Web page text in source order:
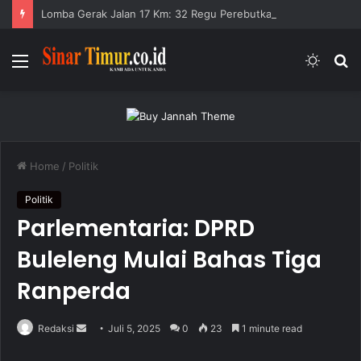
Menu
Switch
Home / Politik
Politik
Parlementaria: DPRD
Buleleng Mulai Bahas Tiga
Ranperda
Redaksi Juli 5, 2025 0 23 1 minute read